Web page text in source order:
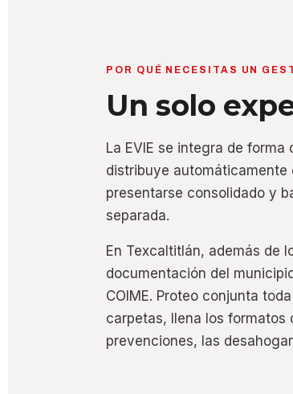
POR QUÉ NECESITAS UN
Un solo
La EVIE se integra de
distribuye automáticamente
presentarse consolidado y
separada.
En Texcaltitlán, además de
documentación del
COIME. Proteo conjunta
carpetas, llena los formatos
prevenciones, las